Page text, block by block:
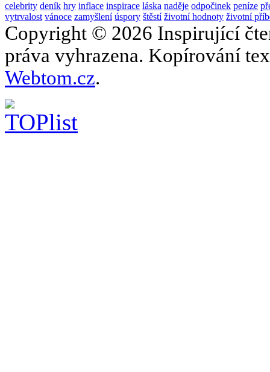
celebrity deník hry inflace inspirace láska naděje odpočinek peníze
vytrvalost vánoce zamyšlení úspory štěstí životní hodnoty životní
Copyright © 2026 Inspirující
práva vyhrazena. Kopírování
Webtom.cz.